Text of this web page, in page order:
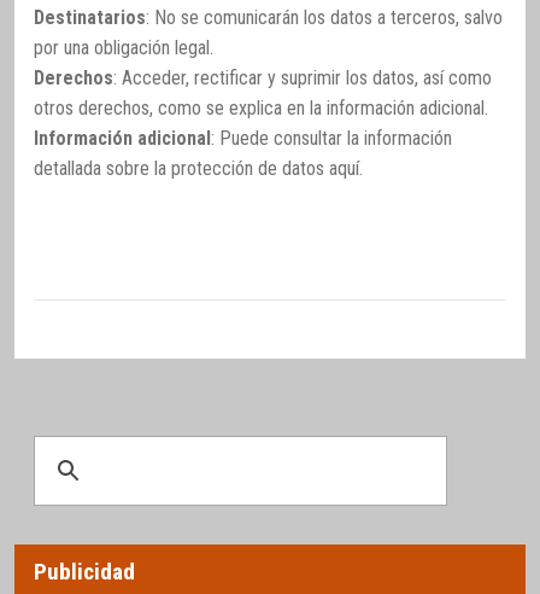
Destinatarios: No se comunicarán los datos a terceros, salvo
por una obligación legal.
Derechos: Acceder, rectificar y suprimir los datos, así como
otros derechos, como se explica en la información adicional.
Información adicional: Puede consultar la información
detallada sobre la protección de datos aquí.
Publicidad